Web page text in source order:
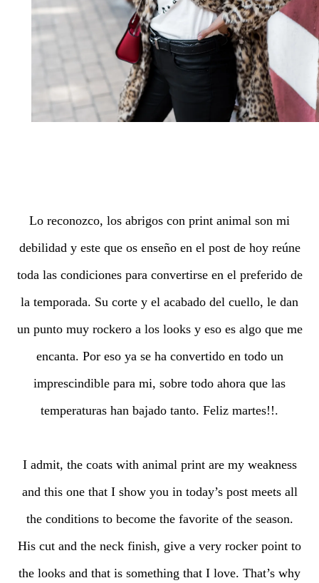
Lo reconozco, los abrigos con print animal son mi
debilidad y este que os enseño en el post de hoy reúne
toda las condiciones para convertirse en el preferido de
la temporada. Su corte y el acabado del cuello, le dan
un punto muy rockero a los looks y eso es algo que me
encanta. Por eso ya se ha convertido en todo un
imprescindible para mi, sobre todo ahora que las
temperaturas han bajado tanto. Feliz martes!!.
I admit, the coats with animal print are my weakness
and this one that I show you in today’s post meets all
the conditions to become the favorite of the season.
His cut and the neck finish, give a very rocker point to
the looks and that is something that I love. That’s why